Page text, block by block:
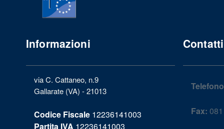
Informazioni
via C. Cattaneo, n.9
Gallarate (VA) - 21013
Codice Fiscale 12236141003
Partita IVA 12236141003
Contatti
Fax: